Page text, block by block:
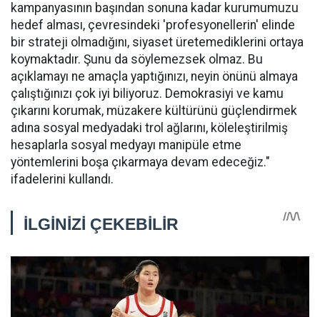
kampanyasının başından sonuna kadar kurumumuzu
hedef alması, çevresindeki 'profesyonellerin' elinde
bir strateji olmadığını, siyaset üretemediklerini ortaya
koymaktadır. Şunu da söylemezsek olmaz. Bu
açıklamayı ne amaçla yaptığınızı, neyin önünü almaya
çalıştığınızı çok iyi biliyoruz. Demokrasiyi ve kamu
çıkarını korumak, müzakere kültürünü güçlendirmek
adına sosyal medyadaki trol ağlarını, köleleştirilmiş
hesaplarla sosyal medyayı manipüle etme
yöntemlerini boşa çıkarmaya devam edeceğiz."
ifadelerini kullandı.